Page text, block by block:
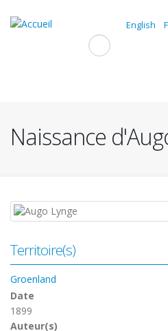
English
Naissance
Territoire(s)
Groenland
Date
1899
Auteur(s)